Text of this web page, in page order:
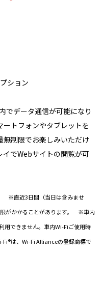
ション
でデータ通信が可能になり
ートフォンやタブレットを
無制限でお楽しみいただけ
イでWebサイトの閲覧が可
※直近3日間（当日は含みませ
限がかかることがあります。 ※車内
用できません。車内Wi-Fiご使用時
は、Wi-Fi Allianceの登録商標で